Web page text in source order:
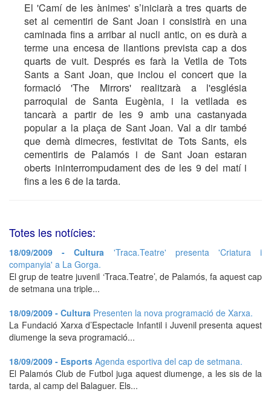
El 'Camí de les ànimes' s’iniciarà a tres quarts de
set al cementiri de Sant Joan i consistirà en una
caminada fins a arribar al nucli antic, on es durà a
terme una encesa de llantions prevista cap a dos
quarts de vuit. Després es farà la Vetlla de Tots
Sants a Sant Joan, que inclou el concert que la
formació 'The Mirrors' realitzarà a l'església
parroquial de Santa Eugènia, i la vetllada es
tancarà a partir de les 9 amb una castanyada
popular a la plaça de Sant Joan. Val a dir també
que demà dimecres, festivitat de Tots Sants, els
cementiris de Palamós i de Sant Joan estaran
oberts ininterrompudament des de les 9 del matí i
fins a les 6 de la tarda.
Totes les notícies:
18/09/2009 - Cultura 'Traca.Teatre' presenta 'Criatura i
companyia' a La Gorga.
El grup de teatre juvenil ‘Traca.Teatre’, de Palamós, fa aquest cap
de setmana una triple...
18/09/2009 - Cultura Presenten la nova programació de Xarxa.
La Fundació Xarxa d’Espectacle Infantil i Juvenil presenta aquest
diumenge la seva programació...
18/09/2009 - Esports Agenda esportiva del cap de setmana.
El Palamós Club de Futbol juga aquest diumenge, a les sis de la
tarda, al camp del Balaguer. Els...